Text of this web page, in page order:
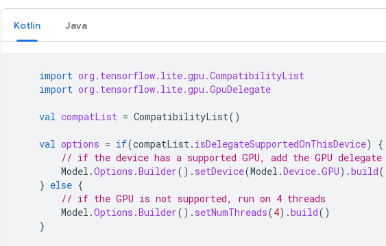
Kotlin Java
import org.tensorflow.lite.gpu.CompatibilityList
import org.tensorflow.lite.gpu.GpuDelegate
val compatList = CompatibilityList()
val options = if(compatList. isDelegateSupportedOnThisDevice)
{
// if the device has a supported GPU, add the GPU delegate
Model .Options .Builder(). setDevice(Model .Device.GPU).build
} else {
// if the GPU is not supported, run on 4 threads
Model .Options .Builder(). setNumThreads(4).build()
}